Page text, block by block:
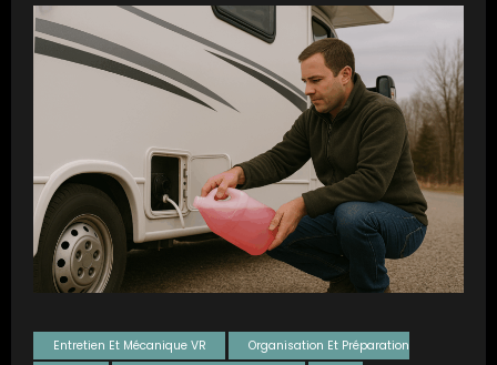
Entretien Et Mécanique VR
Organisation Et Préparation